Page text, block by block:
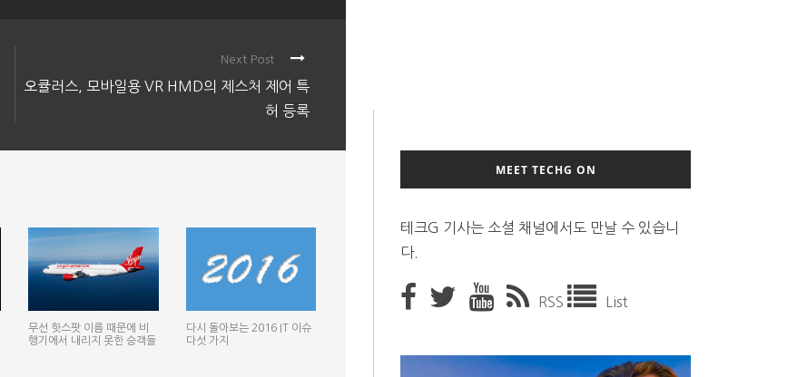
Next Post
오큘러스, 모바일용 VR HMD의 제스처 제어 특
허 등록
무선 핫스팟 이름 때문에 비
행기에서 내리지 못한 승객들
다시 돌아보는 2016 IT 이슈
다섯 가지
MEET TECHG ON
테크G 기사는 소셜 채널에서도 만날 수 있습니
다.
RSS List